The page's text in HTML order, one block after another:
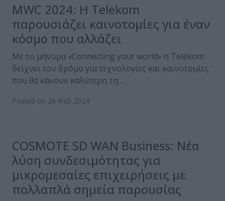
MWC 2024: Η Telekom
παρουσιάζει καινοτομίες για έναν
κόσμο που αλλάζει
Με το μήνυμα «Connecting your world» η Telekom
δείχνει τον δρόμο για τεχνολογίες και καινοτομίες
που θα κάνουν καλύτερη τη…
Posted on 26 Φεβ 2024
COSMOTE SD WAN Business: Νέα
λύση συνδεσιμότητας για
μικρομεσαίες επιχειρήσεις με
πολλαπλά σημεία παρουσίας